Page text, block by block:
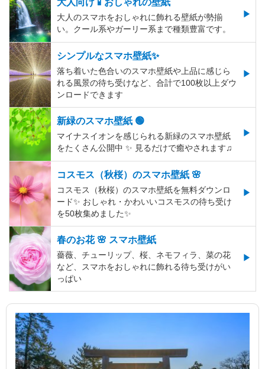
大人のスマホをおしゃれに飾れる壁紙が勢揃
い。クール系やガーリー系まで種類豊富です。
シンプルなスマホ壁紙✨
落ち着いた色合いのスマホ壁紙や上品に感じら
れる風景の待ち受けなど、合計で100枚以上ダウ
ンロードできます
新緑のスマホ壁紙 🟢
マイナスイオンを感じられる新緑のスマホ壁紙
をたくさん公開中 ✨ 見るだけで癒やされます♫
コスモス（秋桜）のスマホ壁紙 🌸
コスモス（秋桜）のスマホ壁紙を無料ダウンロ
ード✨️ おしゃれ・かわいいコスモスの待ち受け
を50枚集めました✨️
春のお花 🌸 スマホ壁紙
薔薇、チューリップ、桜、ネモフィラ、菜の花
など、スマホをおしゃれに飾れる待ち受けがい
っぱい